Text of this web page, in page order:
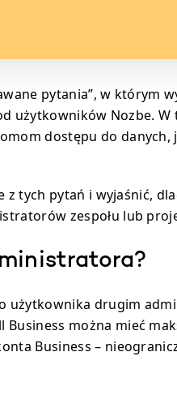
pytania”, w którym
użytkowników Nozbe. W
dostępu do danych,
tych pytań i wyjaśnić,
zespołu lub
użytkownika drugim
Business można mieć
Business –